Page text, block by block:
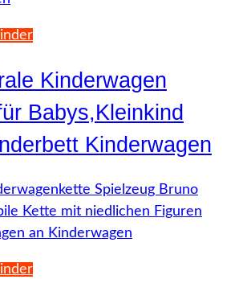
Kinderwagen
Babys,Kleinkind
Kinderwagen